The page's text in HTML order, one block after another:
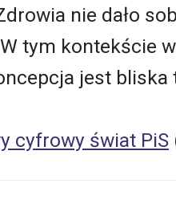
nie dało
tym kontekście
jest bliska
cyfrowy świat PiS